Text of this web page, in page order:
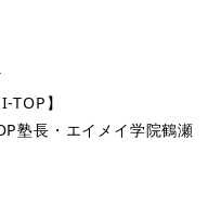
TOP】
塾長・エイメイ学院鶴瀬